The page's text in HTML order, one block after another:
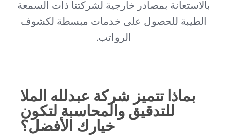
بالاستعانة بمصادر خارجية لشركتنا ذات السمعة
الطيبة للحصول على خدمات مبسطة لكشوف
الرواتب.
بماذا تتميز شركة عبدلله الملا
للتدقيق والمحاسبة لتكون
خيارك الأفضل؟